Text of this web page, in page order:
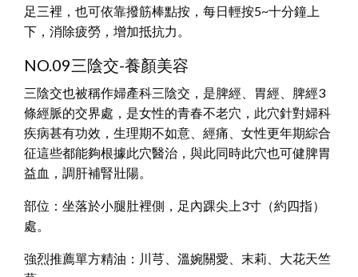
足三裡，也可依靠撥筋棒點按，每日輕按5~十分鐘上
下，消除疲勞，增加抵抗力。
NO.09三陰交-養顏美容
三陰交也被稱作婦產科三陰交，是脾經、胃經、脾經3
條經脈的交界處，是女性的青春不老穴，此穴針對婦科
疾病甚有功效，生理期不如意、經痛、女性更年期綜合
征這些都能夠根據此穴醫治，與此同時此穴也可健脾胃
益血，調肝補腎壯陽。
部位：坐落於小腿肚裡側，足內踝尖上3寸（約四指）
處。
強烈推薦單方精油：川芎、溫婉關愛、末莉、大花天竺